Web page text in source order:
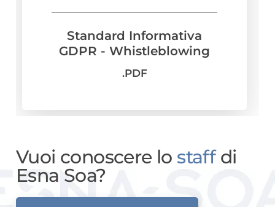
Standard Informativa
GDPR - Whistleblowing
.PDF
Vuoi conoscere lo staffdi
Esna Soa?